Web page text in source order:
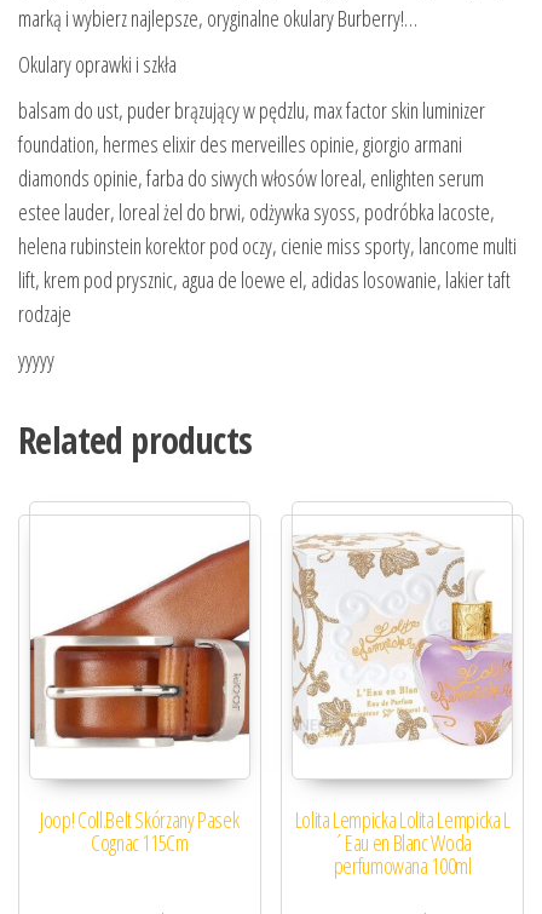
marką i wybierz najlepsze, oryginalne okulary Burberry!…
Okulary oprawki i szkła
balsam do ust, puder brązujący w pędzlu, max factor skin luminizer
foundation, hermes elixir des merveilles opinie, giorgio armani
diamonds opinie, farba do siwych włosów loreal, enlighten serum
estee lauder, loreal żel do brwi, odżywka syoss, podróbka lacoste,
helena rubinstein korektor pod oczy, cienie miss sporty, lancome multi
lift, krem pod prysznic, agua de loewe el, adidas losowanie, lakier taft
rodzaje
yyyyy
Related products
Joop! Coll.Belt Skórzany Pasek
Cognac 115Cm
Lolita Lempicka Lolita Lempicka L
´Eau en Blanc Woda
perfumowana 100ml